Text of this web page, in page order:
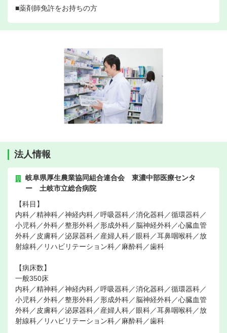
■薬剤師免許をお持ちの方
法人情報
岐阜県厚生農業協同組合連合会 東濃中部医療センタ
ー 土岐市立総合病院
【科目】
内科／精神科／神経内科／呼吸器科／消化器科／循環器科／
小児科／外科／整形外科／形成外科／脳神経外科／心臓血管
外科／皮膚科／泌尿器科／産婦人科／眼科／耳鼻咽喉科／放
射線科／リハビリテーション科／麻酔科／歯科
【病床数】
一般350床
内科／精神科／神経内科／呼吸器科／消化器科／循環器科／
小児科／外科／整形外科／形成外科／脳神経外科／心臓血管
外科／皮膚科／泌尿器科／産婦人科／眼科／耳鼻咽喉科／放
射線科／リハビリテーション科／麻酔科／歯科